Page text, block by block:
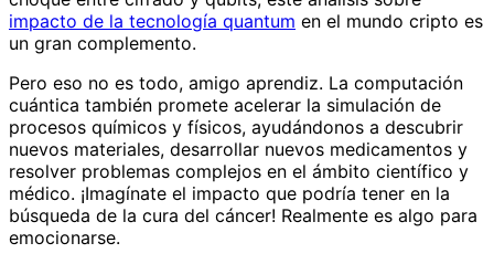
impacto de la tecnología quantum en el mundo cripto es
un gran complemento.
Pero eso no es todo, amigo aprendiz. La computación
cuántica también promete acelerar la simulación de
procesos químicos y físicos, ayudándonos a descubrir
nuevos materiales, desarrollar nuevos medicamentos y
resolver problemas complejos en el ámbito científico y
médico. ¡Imagínate el impacto que podría tener en la
búsqueda de la cura del cáncer! Realmente es algo para
emocionarse.